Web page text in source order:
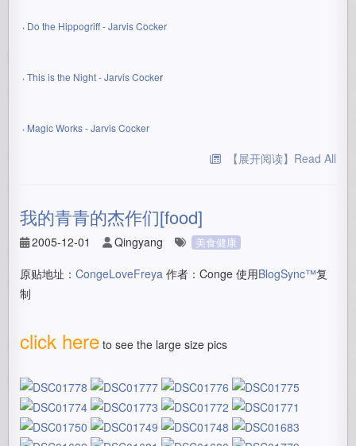
· Do the Hippogriff - Jarvis Cocker
·This is the Night - Jarvis Cocker
· Magic Works - Jarvis Cocker
【展开阅读】Read All
我的青青的杰作们[food]
2005-12-01 Qingyang 美食健康
原贴地址：CongeLoveFreya 作者：Conge 使用BlogSync™复
制
click here to see the large size pics